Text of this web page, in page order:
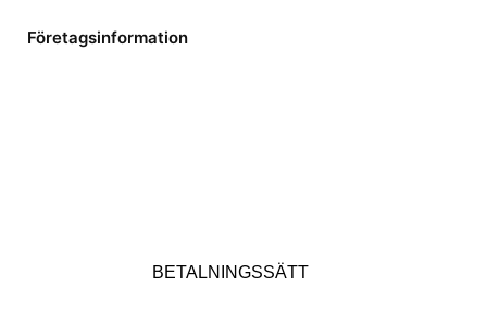
Företagsinformation
BETALNINGSSÄTT